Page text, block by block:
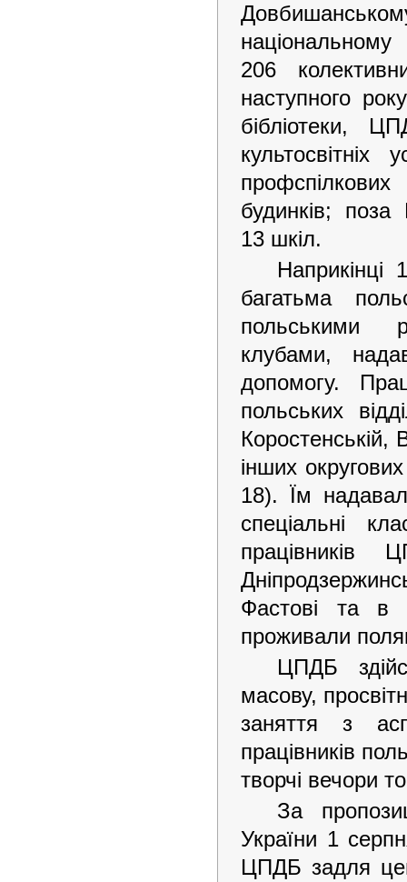
206
наступного
бібліотеки,
будинків;
13 шкіл.
багатьма
польськими
клубами,
допомогу.
польських
Коростенській,
інших
18). Їм
спеціальні
працівників
Фастові та в
проживали
ЦПДБ
масову,
заняття з
працівників
творчі вечори
За
України 1
ЦПДБ задля